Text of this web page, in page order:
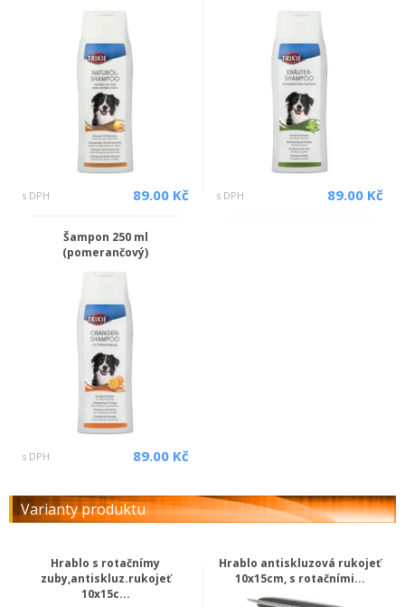
s DPH 89.00 Kč s DPH 89.00 Kč
Šampon 250 ml
(pomerančový)
s DPH 89.00 Kč
Varianty produktu
Hrablo s rotačnímy
zuby,antiskluz.rukojeť
10x15c...
Hrablo antiskluzová rukojeť
10x15cm, s rotačními...